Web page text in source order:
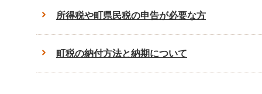
所得税や町県民税の申告が必要な方
町税の納付方法と納期について